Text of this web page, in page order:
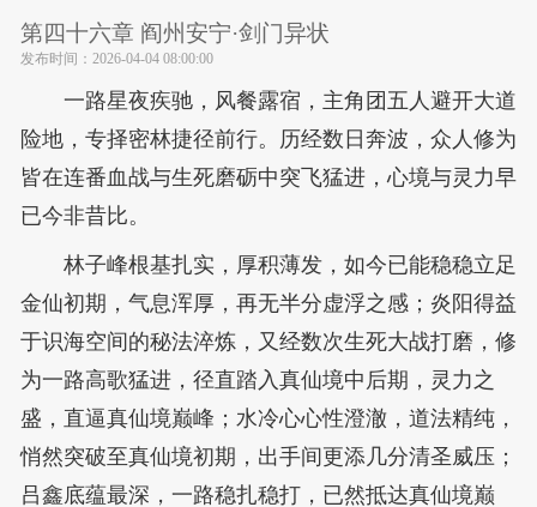
第四十六章 阎州安宁·剑门异状
发布时间： 2026-04-04 08:00:00
一路星夜疾驰，风餐露宿，主角团五人避开大道
险地，专择密林捷径前行。历经数日奔波，众人修为
皆在连番血战与生死磨砺中突飞猛进，心境与灵力早
已今非昔比。
林子峰根基扎实，厚积薄发，如今已能稳稳立足
金仙初期，气息浑厚，再无半分虚浮之感；炎阳得益
于识海空间的秘法淬炼，又经数次生死大战打磨，修
为一路高歌猛进，径直踏入真仙境中后期，灵力之
盛，直逼真仙境巅峰；水冷心心性澄澈，道法精纯，
悄然突破至真仙境初期，出手间更添几分清圣威压；
吕鑫底蕴最深，一路稳扎稳打，已然抵达真仙境巅